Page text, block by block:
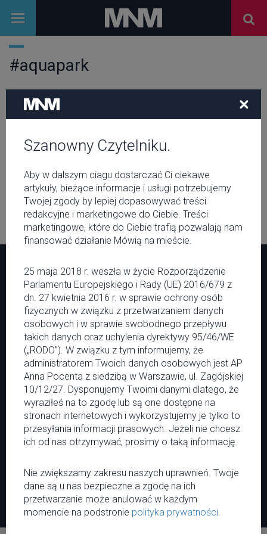
#aquapark
Co nowego w Suntago?
SPORT
Najlepsze aquaparki w Polsce
Menu
Newsy
Wywiady
Muzyka
Miasto
Kalendarium
Serwis
O MNM
Regulamin
Polityka prywatności
Kontakt
Współpraca
Patronaty
Reklama
37151 9355
© Copyright 2026. Mówią Na Mieście. Wszystkie prawa zastrzeżone.
×
Szanowny Czytelniku.
Aby w dalszym ciagu dostarczać Ci ciekawe
artykuły, bieżące informacje i usługi potrzebujemy
Twojej zgody by lepiej dopasowywać treści
redakcyjne i marketingowe do Ciebie. Treści
marketingowe, które do Ciebie trafią pozwalają nam
finansować działanie Mówią na mieście.
25 maja 2018 r. weszła w życie Rozporządzenie
Parlamentu Europejskiego i Rady (UE) 2016/679 z
dn. 27 kwietnia 2016 r. w sprawie ochrony osób
fizycznych w związku z przetwarzaniem danych
osobowych i w sprawie swobodnego przepływu
takich danych oraz uchylenia dyrektywy 95/46/WE
(„RODO”). W związku z tym informujemy, że
administratorem Twoich danych osobowych jest AP
Anna Pocenta z siedzibą w Warszawie, ul. Zagójskiej
10/12/27. Dysponujemy Twoimi danymi dlatego, że
wyraziłeś na to zgodę lub są one dostępne na
stronach internetowych i wykorzystujemy je tylko to
przesyłania informacji prasowych. Jeżeli nie chcesz
ich od nas otrzymywać, prosimy o taką informację.
Nie zwiększamy zakresu naszych uprawnień. Twoje
dane są u nas bezpieczne a zgodę na ich
przetwarzanie może anulować w każdym
momencie na podstronie polityka prywatności.